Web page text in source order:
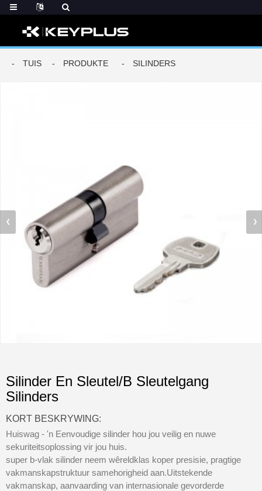
TUIS PRODUKTE SILINDERS
Silinder En Sleutel/B Sleutelgang
Silinders
KORT BESKRYWING:
Huiswag - 'n Eenvoudige silinder hou jou veilig en nuwe
sekuriteitsoplossing vir jou huis.
super b-vlak silinder neem wêreldklas koper presisie, pragtige
vakmanskapstruktuur samehorigheid aan.Uitstekende
vakmanskap, aanvaarding van internasionale gevorderde